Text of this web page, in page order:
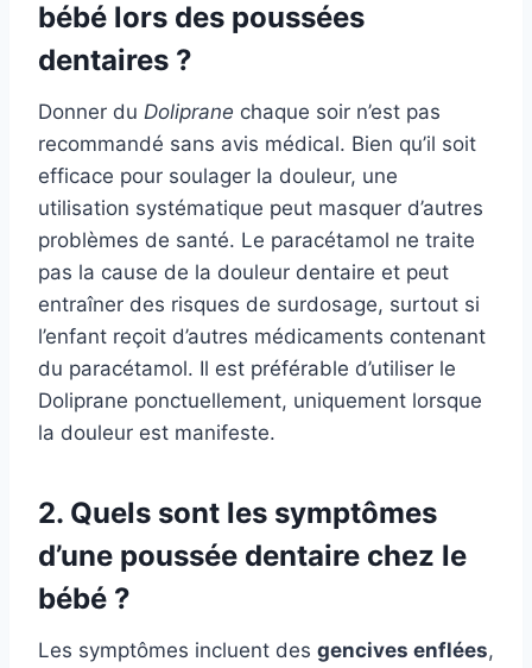
bébé lors des poussées
dentaires ?
Donner du Doliprane chaque soir n’est pas
recommandé sans avis médical. Bien qu’il soit
efficace pour soulager la douleur, une
utilisation systématique peut masquer d’autres
problèmes de santé. Le paracétamol ne traite
pas la cause de la douleur dentaire et peut
entraîner des risques de surdosage, surtout si
l’enfant reçoit d’autres médicaments contenant
du paracétamol. Il est préférable d’utiliser le
Doliprane ponctuellement, uniquement lorsque
la douleur est manifeste.
2. Quels sont les symptômes
d’une poussée dentaire chez le
bébé ?
Les symptômes incluent des gencives enflées,